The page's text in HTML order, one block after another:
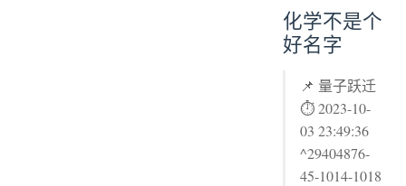
化学不是个
好名字
📌 量子跃迁
⏱ 2023-10-
03 23:49:36
^29404876-
45-1014-1018